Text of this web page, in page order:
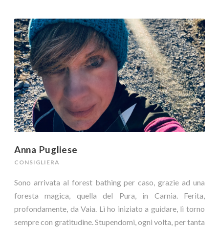
Anna Pugliese
CONSIGLIERA
Sono arrivata al forest bathing per caso, grazie ad una
foresta magica, quella del Pura, in Carnia. Ferita,
profondamente, da Vaia. Lì ho iniziato a guidare, lì torno
sempre con gratitudine. Stupendomi, ogni volta, per tanta